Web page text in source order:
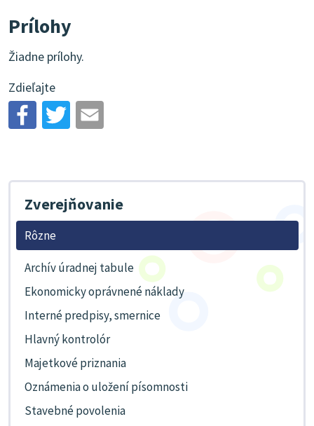
Prílohy
Žiadne prílohy.
Zdieľajte
Zverejňovanie
Rôzne
Archív úradnej tabule
Ekonomicky oprávnené náklady
Interné predpisy, smernice
Hlavný kontrolór
Majetkové priznania
Oznámenia o uložení písomnosti
Stavebné povolenia